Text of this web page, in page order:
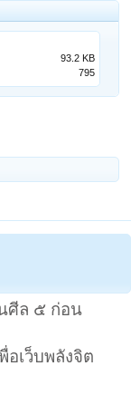
93.2 KB
795
ศีล ๕ ก่อน
อเว็บพลังจิต